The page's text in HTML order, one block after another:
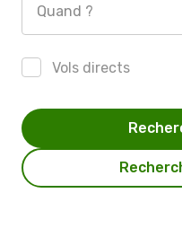
Quand ?
Vols directs